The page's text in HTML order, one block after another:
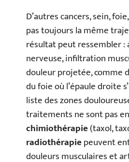
D’autres cancers, sein,
pas toujours la même
résultat peut ressembler
nerveuse, infiltration
douleur projetée, comme
du foie où l’épaule droite
liste des zones
traitements ne sont pas
chimiothérapie(taxol,
radiothérapiepeuvent
douleurs musculaires et